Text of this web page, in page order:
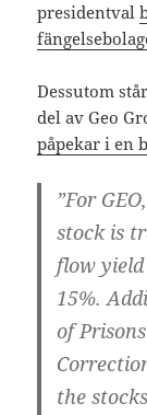
presidentval
Dessutom
del av Geo
påpekar i en
”For
stock is
flow yield
15%.
of
the